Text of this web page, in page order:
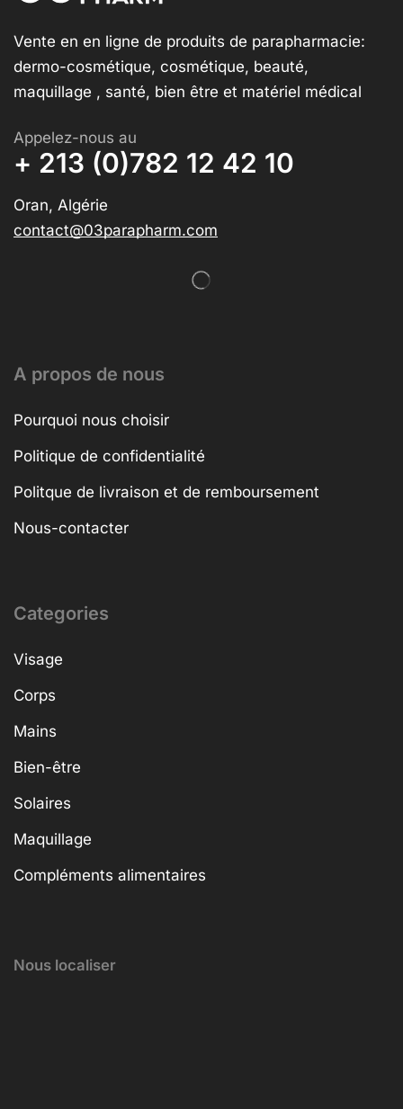
Vente en en ligne de produits de parapharmacie:
dermo-cosmétique, cosmétique, beauté,
maquillage , santé, bien être et matériel médical
Appelez-nous au
+ 213 (0)782 12 42 10
Oran, Algérie
contact@03parapharm.com
A propos de nous
Pourquoi nous choisir
Politique de confidentialité
Politque de livraison et de remboursement
Nous-contacter
Categories
Visage
Corps
Mains
Bien-être
Solaires
Maquillage
Compléments alimentaires
Nous localiser